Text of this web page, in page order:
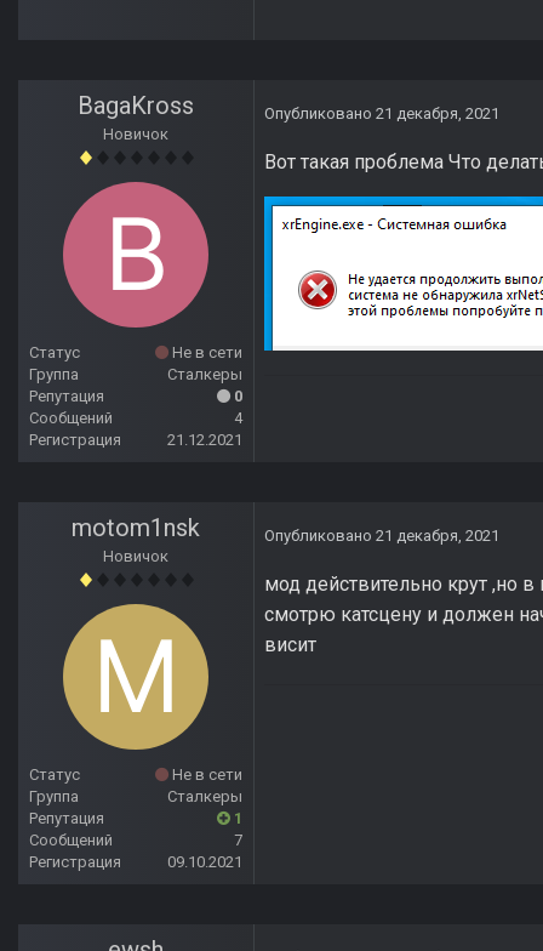
BagaKross
Новичок
Статус
Не в сети
Группа
Сталкеры
Репутация
0
Сообщений
4
Регистрация
21.12.2021
Опубликовано 21 декабря, 2021
Вот такая проблема Что
motom1nsk
Новичок
Статус
Не в сети
Группа
Сталкеры
Репутация
1
Сообщений
7
Регистрация
09.10.2021
Опубликовано 21 декабря, 2021
мод действительно крут ,но
смотрю катсцену и должен
висит